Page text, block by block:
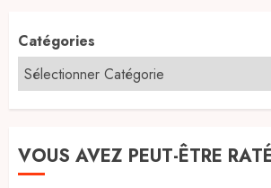
Catégories
VOUS AVEZ PEUT-ÊTRE